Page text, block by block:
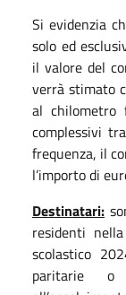
Si evidenzia
solo ed
il valore del
verrà stimato
al chilometro
complessivi
frequenza, il
l’importo di
Destinatari:
residenti
scolastico
paritarie o